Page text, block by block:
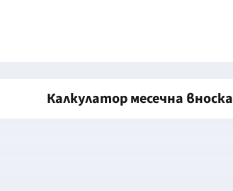
Калкулатор месечна вноска